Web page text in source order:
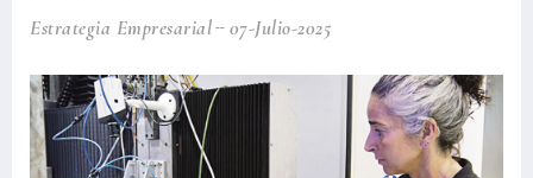
Estrategia Empresarial 07-Julio-2025